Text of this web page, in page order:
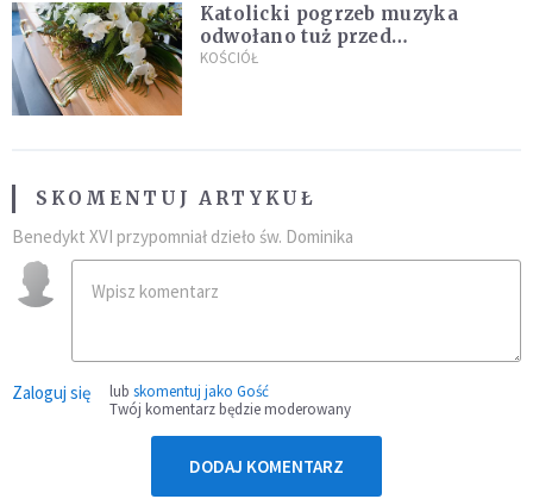
Katolicki pogrzeb muzyka
odwołano tuż przed
uroczystością. Powodem była
KOŚCIÓŁ
SKOMENTUJ ARTYKUŁ
Benedykt XVI przypomniał dzieło św. Dominika
Zaloguj się lub skomentuj jako Gość
Twój komentarz będzie moderowany
DODAJ KOMENTARZ